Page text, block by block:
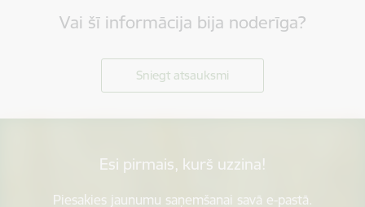
Vai šī informācija bija noderīga?
Sniegt atsauksmi
Esi pirmais, kurš uzzina!
Piesakies jaunumu saņemšanai savā e-pastā.